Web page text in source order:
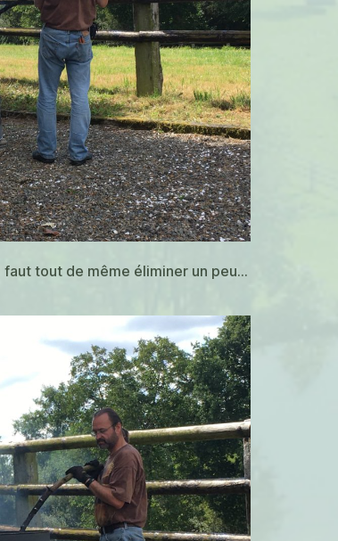
faut tout de même éliminer un peu…